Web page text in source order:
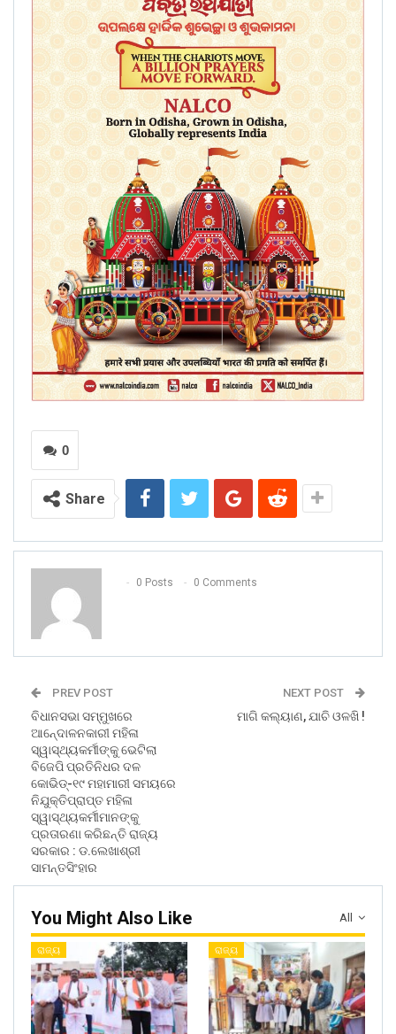
0
Share
0 Posts 0 Comments
PREV POST
ବିଧାନସଭା ସମ୍ମୁଖରେ
ଆନେ୍ଦାଳନକାରୀ ମହିଳା
ସ୍ୱାସ୍ଥ୍ୟକର୍ମୀଙ୍କୁ ଭେଟିଲା
ବିଜେପି ପ୍ରତିନିଧର ଦଳ
କୋଭିଡ୍-୧୯ ମହାମାରୀ ସମୟରେ
ନିଯୁକ୍ତିପ୍ରାପ୍ତ ମହିଳା
ସ୍ୱାସ୍ଥ୍ୟକର୍ମୀମାନଙ୍କୁ
ପ୍ରତାରଣା କରିଛନ୍ତି ରାଜ୍ୟ
ସରକାର : ଡ.ଲେଖାଶ୍ରୀ
ସାମନ୍ତସିଂହାର
NEXT POST
ମାଗି କଲ୍ୟାଣ, ଯାଚି ଓଳଖି !
All
You Might Also Like
ରାଜ୍ୟ ରାଜ୍ୟ